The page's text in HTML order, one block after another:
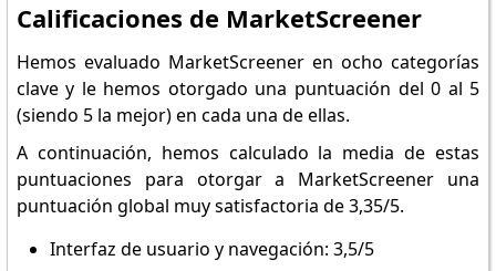
Calificaciones de MarketScreener
Hemos evaluado MarketScreener en ocho categorías
clave y le hemos otorgado una puntuación del 0 al 5
(siendo 5 la mejor) en cada una de ellas.
A continuación, hemos calculado la media de estas
puntuaciones para otorgar a MarketScreener una
puntuación global muy satisfactoria de 3,35/5.
Interfaz de usuario y navegación: 3,5/5